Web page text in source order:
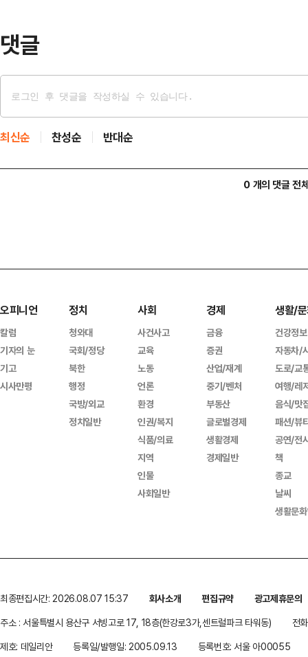
댓글
최신순 찬성순 반대순
0 개의 댓글 전
오피니언
칼럼
기자의 눈
기고
시사만평
정치
청와대
국회/정당
북한
행정
국방/외교
정치일반
사회
사건사고
교육
노동
언론
환경
인권/복지
식품/의료
지역
인물
사회일반
경제
금융
증권
산업/재계
중기/벤처
부동산
글로벌경제
생활경제
경제일반
생활/
건강정보
자동차/
도로/교
여행/레
음식/맛
패션/뷰
공연/전
책
종교
날씨
생활문
최종편집시간: 2026.08.07 15:37 회사소개 편집규약
광고제휴문의
주소 : 서울특별시 용산구 서빙고로 17, 18층(한강로3가,센트럴파크 타워동)
전
제호: 데일리안
등록일/발행일: 2005.09.13 등록번호: 서울 아00055